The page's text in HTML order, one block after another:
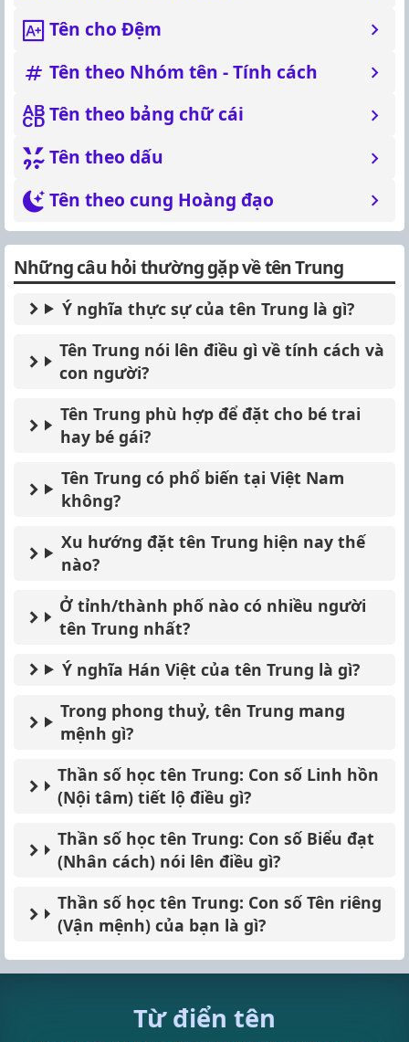
Tên cho Đệm
Tên theo Nhóm tên - Tính cách
Tên theo bảng chữ cái
Tên theo dấu
Tên theo cung Hoàng đạo
Những câu hỏi thường gặp về tên Trung
Ý nghĩa thực sự của tên Trung là gì?
Tên Trung nói lên điều gì về tính cách và
con người?
Tên Trung phù hợp để đặt cho bé trai
hay bé gái?
Tên Trung có phổ biến tại Việt Nam
không?
Xu hướng đặt tên Trung hiện nay thế
nào?
Ở tỉnh/thành phố nào có nhiều người
tên Trung nhất?
Ý nghĩa Hán Việt của tên Trung là gì?
Trong phong thuỷ, tên Trung mang
mệnh gì?
Thần số học tên Trung: Con số Linh hồn
(Nội tâm) tiết lộ điều gì?
Thần số học tên Trung: Con số Biểu đạt
(Nhân cách) nói lên điều gì?
Thần số học tên Trung: Con số Tên riêng
(Vận mệnh) của bạn là gì?
Từ điển tên